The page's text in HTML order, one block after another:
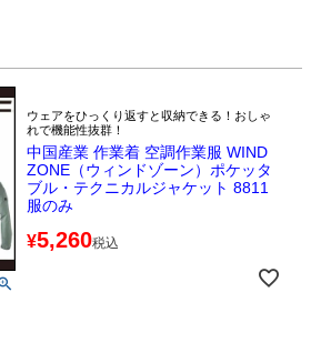
ウェアをひっくり返すと収納できる！おしゃ
れで機能性抜群！
中国産業 作業着 空調作業服 WIND
ZONE（ウィンドゾーン）ポケッタ
ブル・テクニカルジャケット 8811
服のみ
¥5,260税込